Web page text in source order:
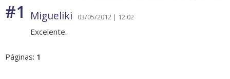
#1 Migueliki 03/05/2012 | 12:02
Excelente.
Páginas: 1